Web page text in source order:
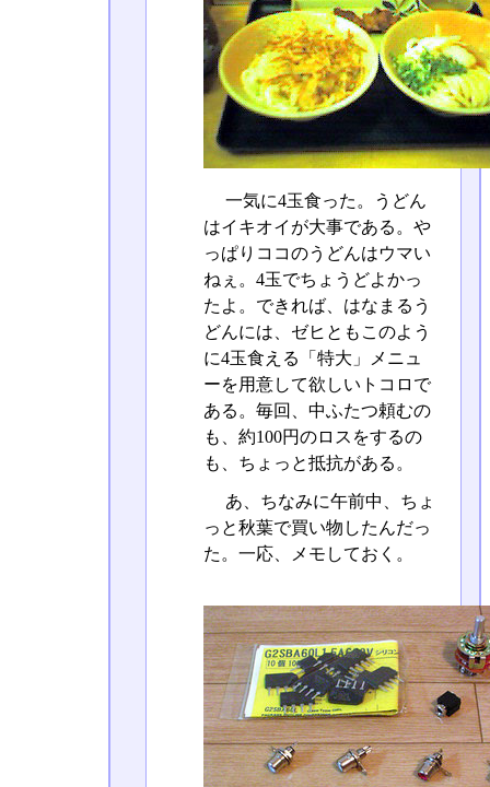
一気に4玉食った。うどん
はイキオイが大事である。や
っぱりココのうどんはウマい
ねぇ。4玉でちょうどよかっ
たよ。できれば、はなまるう
どんには、ゼヒともこのよう
に4玉食える「特大」メニュ
ーを用意して欲しいトコロで
ある。毎回、中ふたつ頼むの
も、約100円のロスをするの
も、ちょっと抵抗がある。
あ、ちなみに午前中、ちょ
っと秋葉で買い物したんだっ
た。一応、メモしておく。